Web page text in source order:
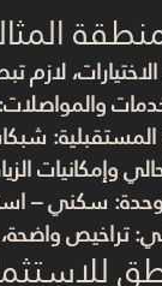
والمواصلات
:
وإمكانيات
: سكني –
: تراخيص